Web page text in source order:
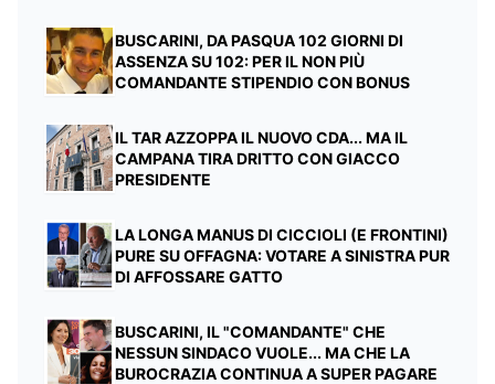
BUSCARINI, DA PASQUA 102 GIORNI DI
ASSENZA SU 102: PER IL NON PIÙ
COMANDANTE STIPENDIO CON BONUS
IL TAR AZZOPPA IL NUOVO CDA... MA IL
CAMPANA TIRA DRITTO CON GIACCO
PRESIDENTE
LA LONGA MANUS DI CICCIOLI (E FRONTINI)
PURE SU OFFAGNA: VOTARE A SINISTRA PUR
DI AFFOSSARE GATTO
BUSCARINI, IL "COMANDANTE" CHE
NESSUN SINDACO VUOLE... MA CHE LA
BUROCRAZIA CONTINUA A SUPER PAGARE